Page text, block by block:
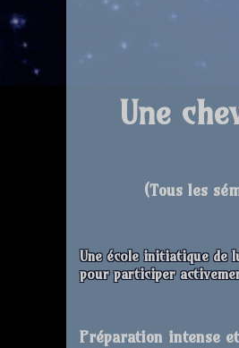
Une
(Tous les
Une école initiatique de
pour participer
Préparation intense